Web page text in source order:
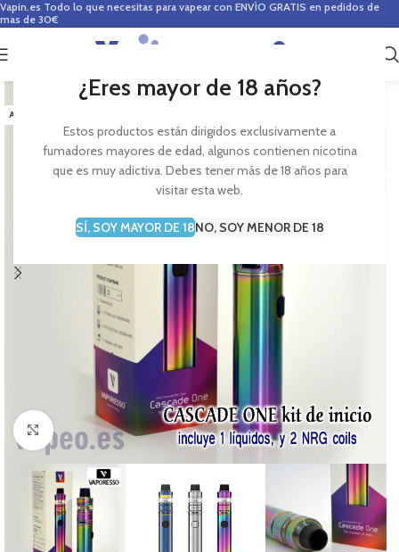
¿Eres mayor de 18 años?
Estos productos están dirigidos exclusivamente a
fumadores mayores de edad, algunos contienen nicotina
que es muy adictiva. Debes tener más de 18 años para
visitar esta web.
SÍ, SOY MAYOR DE 18NO, SOY MENOR DE 18
Vapin.es Todo lo que necesitas para vapear con ENVÍO GRATIS en pedidos de
mas de 30€
0
AGOTADO
Haga Click para agrandar